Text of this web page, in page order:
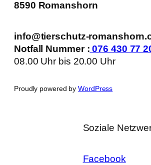
8590 Romanshorn
info@tierschutz-
Notfall Nummer : 076 430 77
08.00 Uhr bis 20.00 Uhr
Proudly powered byWordPress
Soziale
Facebook